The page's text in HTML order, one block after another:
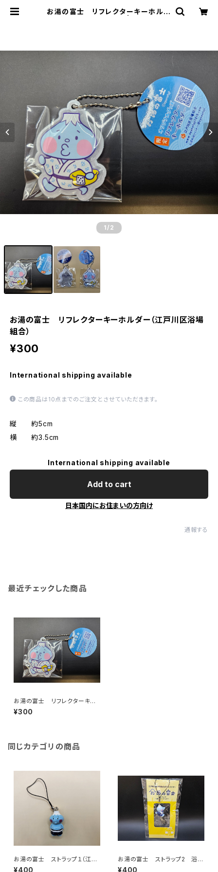
お湯の富士 リフレクターキーホルダ
1 /2
お湯の富士 リフレクターキーホルダー（江戸川区浴場
組合）
¥300
International shipping available
この商品は10点までのご注文とさせていただきます。
縦 約5cm
横 約3.5cm
International shipping available
Add to cart
日本国内にお住まいの方向け
通報する
最近チェックした商品
お湯の富士 リフレクターキー
ホルダー（江戸川区浴場組合）
¥300
同じカテゴリの商品
お湯の富士 ストラップ１（江戸
川区浴場組合）
¥400
お湯の富士 ストラップ2 浴衣
バージョン（江戸川浴場組合）
¥400